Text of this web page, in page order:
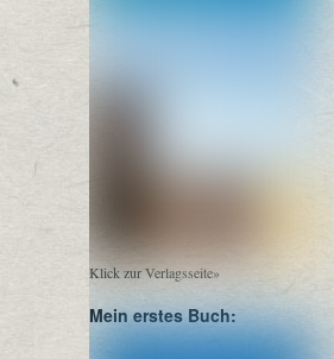
Klick zur Verlagsseite»
Mein erstes Buch: